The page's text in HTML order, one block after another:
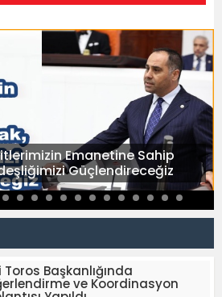
Emanetine Sahip
Güçlendireceğiz
Toros Başkanlığında
ve Koordinasyon